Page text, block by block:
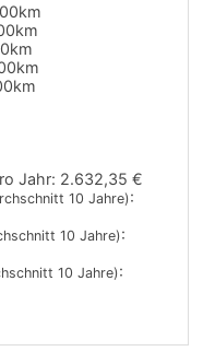
Jahr: 2.632,35 €
10 Jahre):
10 Jahre):
10 Jahre):